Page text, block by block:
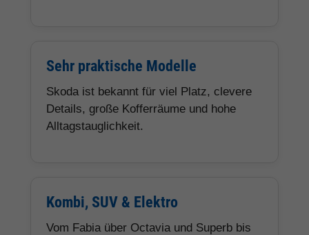
Sehr praktische Modelle
Skoda ist bekannt für viel Platz, clevere
Details, große Kofferräume und hohe
Alltagstauglichkeit.
Kombi, SUV & Elektro
Vom Fabia über Octavia und Superb bis